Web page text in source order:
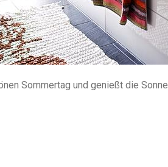
Sommertag und genießt die Sonne.